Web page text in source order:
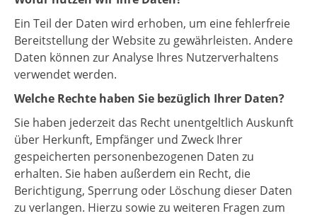
Ein Teil der Daten wird erhoben, um eine fehlerfreie
Bereitstellung der Website zu gewährleisten. Andere
Daten können zur Analyse Ihres Nutzerverhaltens
verwendet werden.
Welche Rechte haben Sie bezüglich Ihrer Daten?
Sie haben jederzeit das Recht unentgeltlich Auskunft
über Herkunft, Empfänger und Zweck Ihrer
gespeicherten personenbezogenen Daten zu
erhalten. Sie haben außerdem ein Recht, die
Berichtigung, Sperrung oder Löschung dieser Daten
zu verlangen. Hierzu sowie zu weiteren Fragen zum